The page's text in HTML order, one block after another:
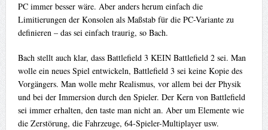
PC immer besser wäre. Aber anders herum einfach die
Limitierungen der Konsolen als Maßstab für die PC-Variante zu
definieren – das sei einfach traurig, so Bach.
Bach stellt auch klar, dass Battlefield 3 KEIN Battlefield 2 sei. Man
wolle ein neues Spiel entwickeln, Battlefield 3 sei keine Kopie des
Vorgängers. Man wolle mehr Realismus, vor allem bei der Physik
und bei der Immersion durch den Spieler. Der Kern von Battlefield
sei immer erhalten, den taste man nicht an. Aber um Elemente wie
die Zerstörung, die Fahrzeuge, 64-Spieler-Multiplayer usw.